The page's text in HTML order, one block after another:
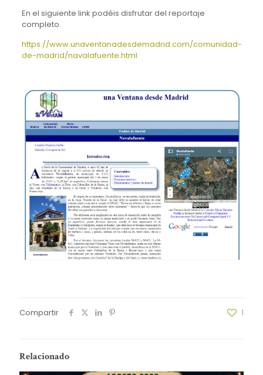
En el siguiente link podéis disfrutar del reportaje
completo.
https://www.unaventanadesdemadrid.com/comunidad-
de-madrid/navalafuente.html
Compartir 1
Relacionado